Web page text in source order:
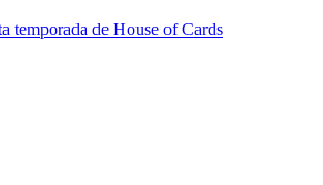
temporada de House of Cards